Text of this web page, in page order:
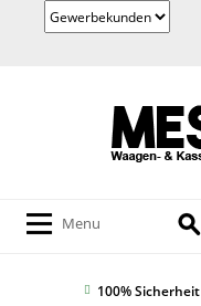
Menu
100% Sicherheit